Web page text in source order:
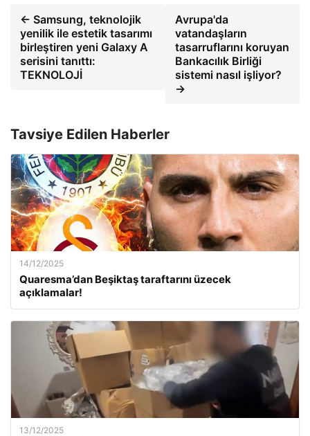
← Samsung, teknolojik
yenilik ile estetik tasarımı
birleştiren yeni Galaxy A
serisini tanıttı:
TEKNOLOJİ
Avrupa'da
vatandaşların
tasarruflarını koruyan
Bankacılık Birliği
sistemi nasıl işliyor?
→
Tavsiye Edilen Haberler
14/12/2025
Quaresma’dan Beşiktaş taraftarını üzecek
açıklamalar!
13/12/2025